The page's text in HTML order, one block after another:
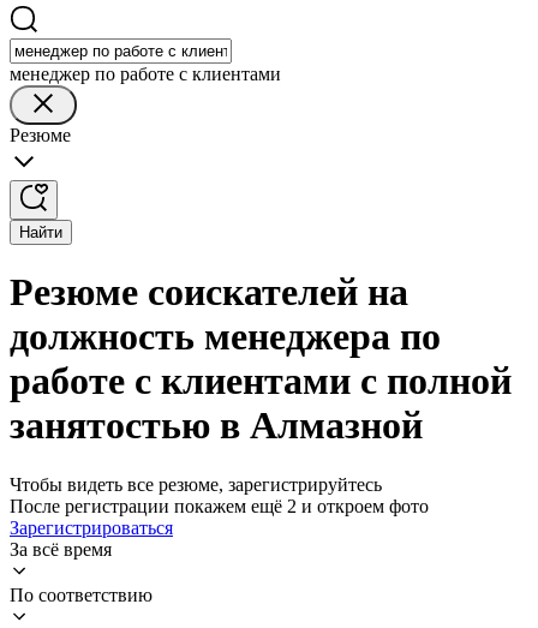
менеджер по работе с клиентами
Резюме
Найти
Резюме соискателей на
должность менеджера по
работе с клиентами с полной
занятостью в Алмазной
Чтобы видеть все резюме, зарегистрируйтесь
После регистрации покажем ещё 2 и откроем фото
Зарегистрироваться
За всё время
По соответствию